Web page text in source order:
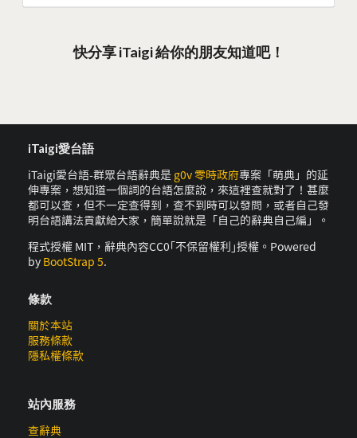
快分享 iTaigi 給你的朋友知道吧！
iTaigi愛台語
iTaigi愛台語-群眾台語辭典是 g0v 零時政府專案「萌典」的延
伸專案，想知道一個詞的台語怎麼說，來這裡查就對了！甚麼
都可以查，但不一定查得到，查不到時可以發問，或者自己發
明台語講法貢獻給大家，簡單說就是「自己的辭典自己編」。
程式授權 MIT，辭典內容CC0｢不保留權利｣授權。Powered
by BootStrap 5.
條款
關於本站
服務條款
隱私權條款
站內服務
查辭典